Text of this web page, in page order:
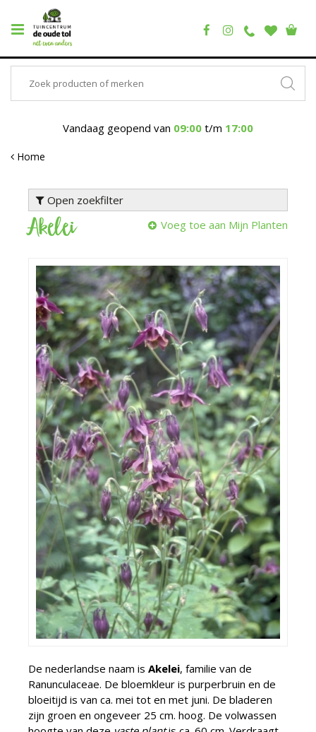
Vandaag geopend van 09:00 t/m 17:00
Home
Open zoekfilter
Akelei Voeg toe aan Mijn Planten
De nederlandse naam is Akelei, familie van de
Ranunculaceae. De bloemkleur is purperbruin en de
bloeitijd is van ca. mei tot en met juni. De bladeren
zijn groen en ongeveer 25 cm. hoog. De volwassen